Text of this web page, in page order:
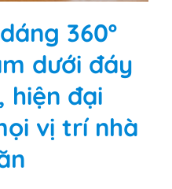
360º
dưới đáy
hiện đại
vị trí nhà